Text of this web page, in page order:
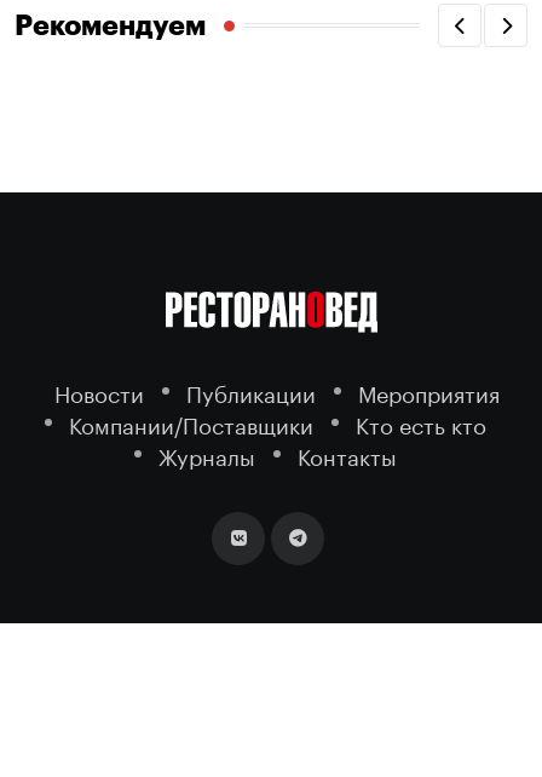
Рекомендуем
Новости Публикации
Мероприятия
Компании/Поставщики
Кто есть кто
Журналы
Контакты